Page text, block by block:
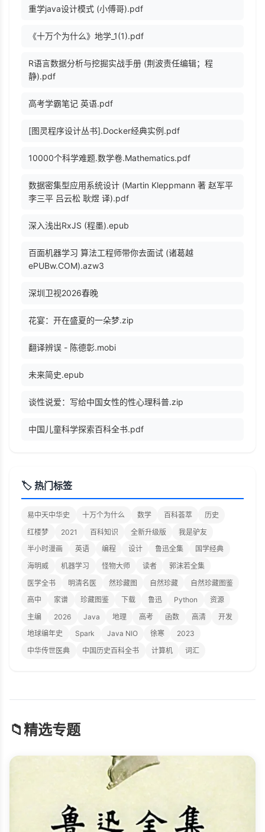
重学java设计模式 (小傅哥).pdf
《十万个为什么》地学_1(1).pdf
R语言数据分析与挖掘实战手册 (荆波责任编辑；程
静).pdf
高考学霸笔记 英语.pdf
[图灵程序设计丛书].Docker经典实例.pdf
10000个科学难题.数学卷.Mathematics.pdf
数据密集型应用系统设计 (Martin Kleppmann 著 赵军平
李三平 吕云松 耿煜 译).pdf
深入浅出RxJS (程墨).epub
百面机器学习 算法工程师带你去面试 (诸葛越
ePUBw.COM).azw3
深圳卫视2026春晚
花宴：开在盛夏的一朵梦.zip
翻译辨误 - 陈德彰.mobi
未来简史.epub
谈性说爱：写给中国女性的性心理科普.zip
中国儿童科学探索百科全书.pdf
🏷️ 热门标签
易中天中华史 十万个为什么 数学 百科荟萃
历史
红楼梦
2021 百科知识 全新升级版
我是驴友
半小时漫画
英语 编程 设计 鲁迅全集
国学经典
海明威
机器学习 怪物大师 读者
郭沫若全集
医学全书
明清名医 然珍藏图 自然珍藏
自然珍藏图鉴
高中
家谱 珍藏图鉴 下载 鲁迅 Python
资源
主编
2026 Java 地理 高考 函数 高清
开发
地球编年史
Spark Java NIO 徐寒
2023
中华传世医典
中国历史百科全书 计算机 词汇
📁精选专题